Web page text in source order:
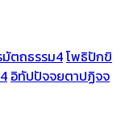
มัตถธรรม4โพธิปักขิ
อิทัปปัจจยตาปฏิจจ